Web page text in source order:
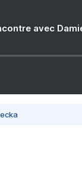
avec